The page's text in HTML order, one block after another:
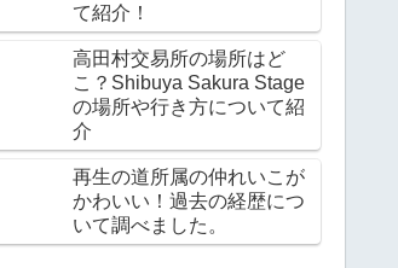
て紹介！
高田村交易所の場所はど
こ？Shibuya Sakura Stage
の場所や行き方について紹
介
再生の道所属の仲れいこが
かわいい！過去の経歴につ
いて調べました。